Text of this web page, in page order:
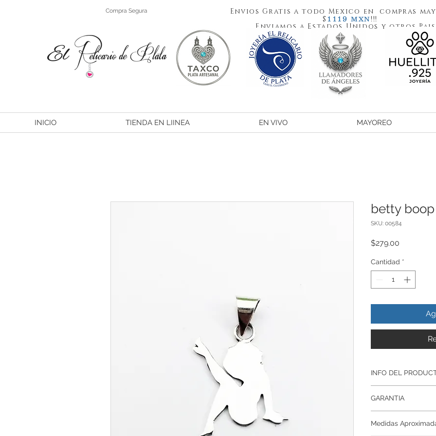
Compra Segura
Envios Gratis a todo Mexico en compras
$ 1119 MXN!!!
Enviamos a Estados Unidos y otros
INICIO TIENDA EN LIINEA EN VIVO MAYOREO
betty boop
SKU: 00584
$279.00
Cantidad *
INFO DEL
ley.925
Todos nuestros
artesanalmente ,
GARANTIA
Respaldamos
Medidas